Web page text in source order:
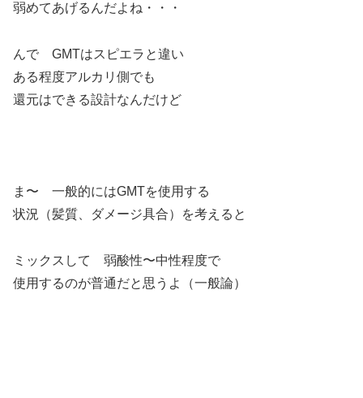
弱めてあげるんだよね・・・
んで GMTはスピエラと違い
ある程度アルカリ側でも
還元はできる設計なんだけど
ま〜 一般的にはGMTを使用する
状況（髪質、ダメージ具合）を考えると
ミックスして 弱酸性〜中性程度で
使用するのが普通だと思うよ（一般論）